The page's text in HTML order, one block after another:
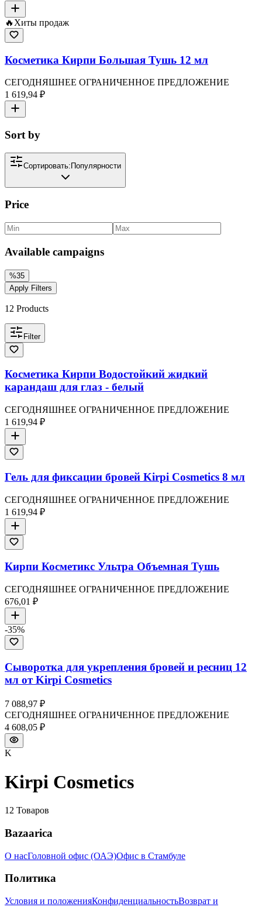
🔥 Хиты продаж
Косметика Кирпи Большая Тушь 12 мл
СЕГОДНЯШНЕЕ ОГРАНИЧЕННОЕ ПРЕДЛОЖЕНИЕ
1 619,94 ₽
Sort by
Сортировать: Популярности
Price
Available campaigns
%35
Apply Filters
12 Products
Filter
Косметика Кирпи Водостойкий жидкий
карандаш для глаз - белый
СЕГОДНЯШНЕЕ ОГРАНИЧЕННОЕ ПРЕДЛОЖЕНИЕ
1 619,94 ₽
Гель для фиксации бровей Kirpi Cosmetics 8 мл
СЕГОДНЯШНЕЕ ОГРАНИЧЕННОЕ ПРЕДЛОЖЕНИЕ
1 619,94 ₽
Кирпи Косметикс Ультра Объемная Тушь
СЕГОДНЯШНЕЕ ОГРАНИЧЕННОЕ ПРЕДЛОЖЕНИЕ
676,01 ₽
-35%
Сыворотка для укрепления бровей и ресниц 12
мл от Kirpi Cosmetics
7 088,97 ₽
СЕГОДНЯШНЕЕ ОГРАНИЧЕННОЕ ПРЕДЛОЖЕНИЕ
4 608,05 ₽
K
Kirpi Cosmetics
12 Товаров
Bazaarica
О насГоловной офис (ОАЭ)Офис в Стамбуле
Политика
Условия и положенияКонфиденциальностьВозврат и